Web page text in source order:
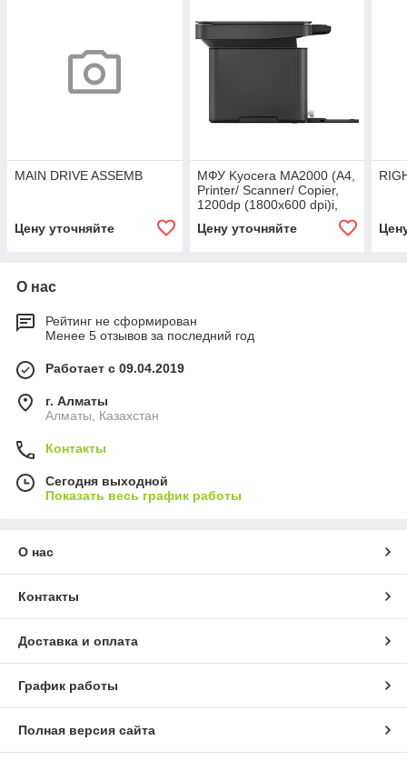
MAIN DRIVE ASSEMB
Цену уточняйте
МФУ Kyocera MA2000 (А4,
Printer/ Scanner/ Copier,
1200dp (1800x600 dpi)i,
450Mhz, tray 150
Цену уточняйте
О нас
Рейтинг не сформирован
Менее 5 отзывов за последний год
Работает с 09.04.2019
г. Алматы
Алматы, Казахстан
Контакты
Сегодня выходной
Показать весь график работы
О нас
Контакты
Доставка и оплата
График работы
Полная версия сайта